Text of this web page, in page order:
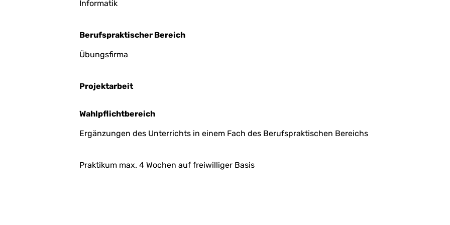
Informatik
Berufspraktischer Bereich
Übungsfirma
Projektarbeit
Wahlpflichtbereich
Ergänzungen des Unterrichts in einem Fach des Berufspraktischen Bereichs
Praktikum max. 4 Wochen auf freiwilliger Basis